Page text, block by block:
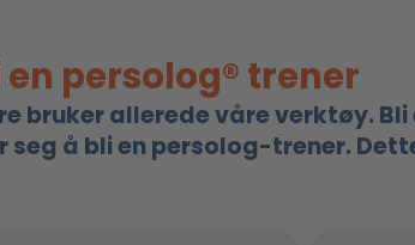
persolog® trener
bruker allerede våre verktøy. Bli
seg å bli en persolog-trener.